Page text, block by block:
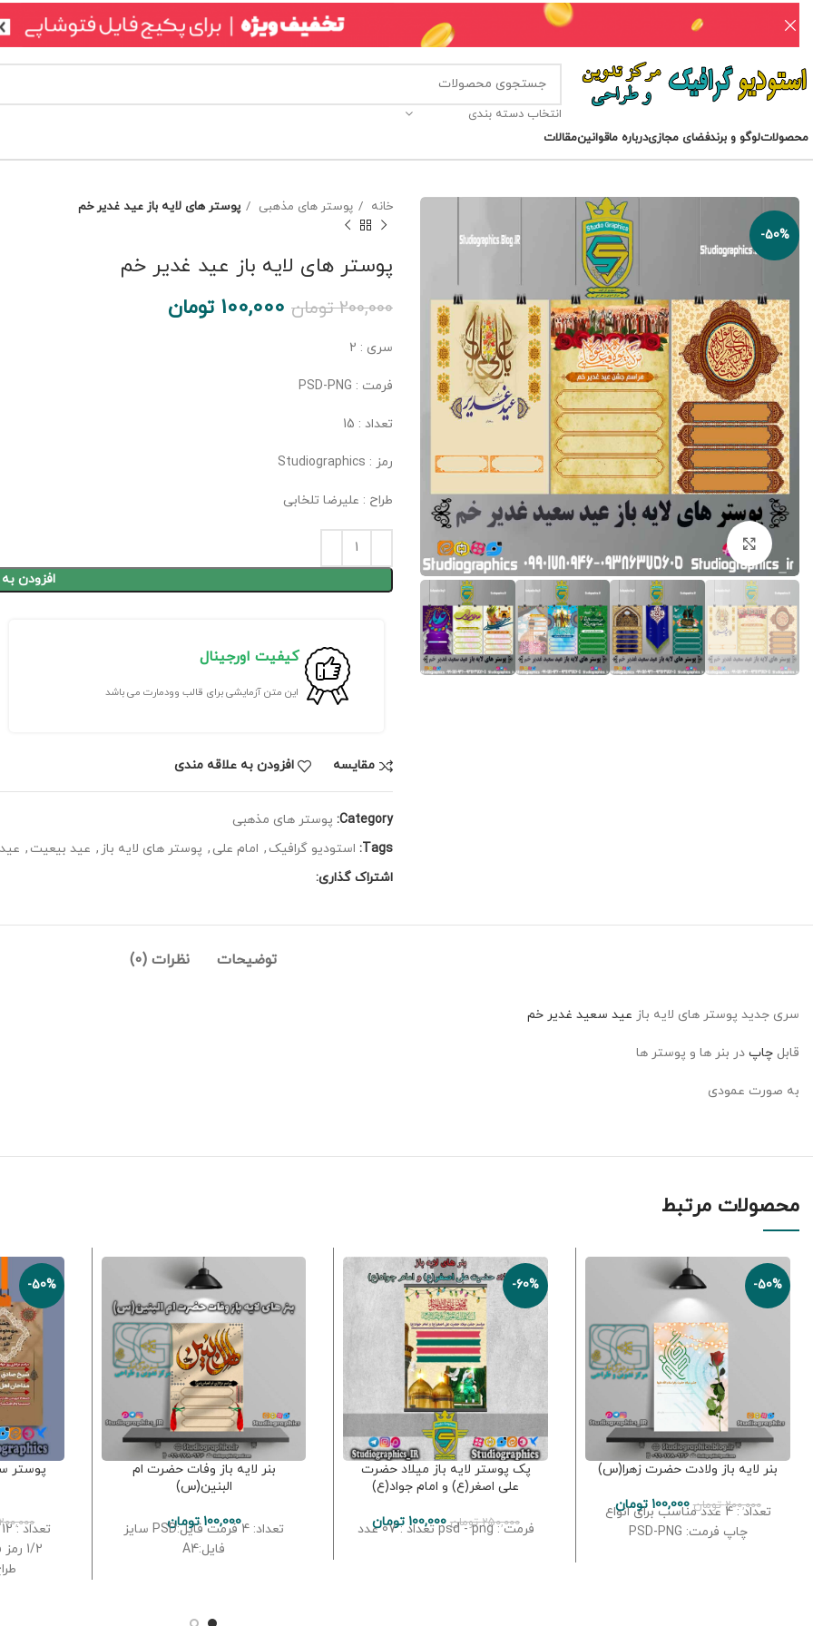
انتخاب دسته بندی
محصولاتلوگو و برندفضای مجازیدرباره ماقوانینمقالات
-50%
برای بزرگنمایی کلیک کنید
خانه پوستر های مذهبی پوستر های لایه باز عید غدیر خم
پوستر های لایه باز عید غدیر خم
200,000 تومان 100,000 تومان
سری : 2
فرمت : PSD-PNG
تعداد : 15
رمز : Studiographics
طراح : علیرضا تلخابی
افزودن
کیفیت اورجینال
این متن آزمایشی برای قالب وودمارت می باشد
مقايسه افزودن به علاقه مندی
Category: پوستر های مذهبی
Tags: استودیو گرافیک , امام علی , پوستر های لایه باز , عید بیعیت ,
اشتراک گذاری:
توضیحات نظرات (0)
سری جدید پوستر های لایه باز عید سعید غدیر خم
قابل چاپ در بنر ها و پوستر ها
به صورت عمودی
محصولات مرتبط
-50%
بنر لایه باز ولادت حضرت زهرا(س)
200,000 تومان 100,000 تومان
تعداد : 4 عدد مناسب برای انواع
چاپ فرمت: PSD-PNG
-60%
پک پوستر لایه باز میلاد حضرت
علی اصغر(ع) و امام جواد(ع)
250,000 تومان 100,000 تومان فرمت : psd - png تعداد : 07 عدد
بنر لایه باز وفات حضرت ام
البنین(س)
100,000 تومان
تعداد: 4 فرمت فایل:PSD سایز
فایل:A4
-50%
پوستر